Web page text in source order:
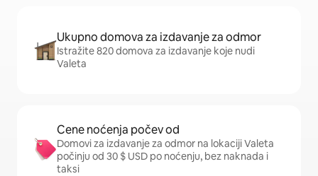
Ukupno domova za izdavanje za odmor
Istražite 820 domova za izdavanje koje nudi
Valeta
Cene noćenja počev od
Domovi za izdavanje za odmor na lokaciji Valeta
počinju od 30 $ USD po noćenju, bez naknada i
taksi